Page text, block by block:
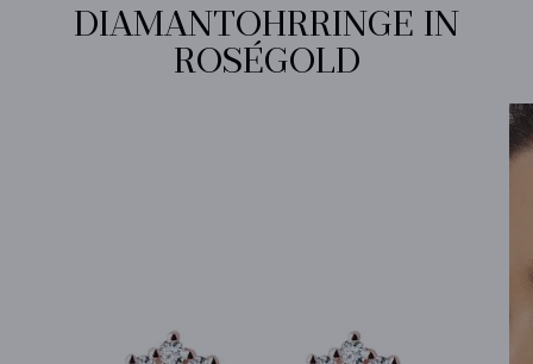
DIAMANTOHRRINGE IN
ROSÉGOLD